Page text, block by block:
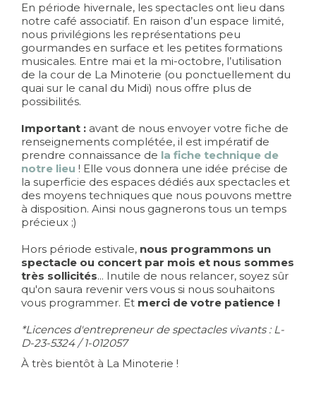
En période hivernale, les spectacles ont lieu dans
notre café associatif. En raison d’un espace limité,
nous privilégions les représentations peu
gourmandes en surface et les petites formations
musicales. Entre mai et la mi-octobre, l’utilisation
de la cour de La Minoterie (ou ponctuellement du
quai sur le canal du Midi) nous offre plus de
possibilités.
Important : avant de nous envoyer votre fiche de
renseignements complétée, il est impératif de
prendre connaissance de la fiche technique de
notre lieu ! Elle vous donnera une idée précise de
la superficie des espaces dédiés aux spectacles et
des moyens techniques que nous pouvons mettre
à disposition. Ainsi nous gagnerons tous un temps
précieux ;)
Hors période estivale, nous programmons un
spectacle ou concert par mois et nous sommes
très sollicités... Inutile de nous relancer, soyez sûr
qu'on saura revenir vers vous si nous souhaitons
vous programmer. Et merci de votre patience !
*Licences d'entrepreneur de spectacles vivants : L-
D-23-5324 / 1-012057
À très bientôt à La Minoterie !